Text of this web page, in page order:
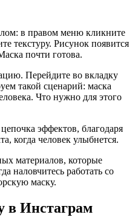
в правом меню кликните
текстуру. Рисунок появится
почти готова.
Перейдите во вкладку
такой сценарий: маска
Что нужно для этого
эффектов, благодаря
когда человек улыбнется.
материалов, которые
наловчитесь работать со
маску.
в Инстаграм